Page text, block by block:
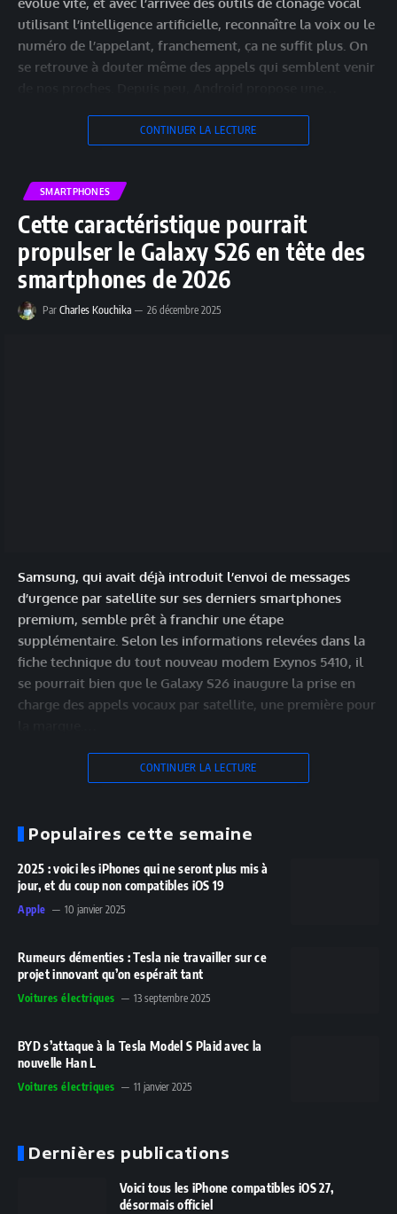
utilisant l’intelligence artificielle, reconnaître la voix ou le
numéro de l’appelant, franchement, ça ne suffit plus. On
se retrouve à douter même des appels qui semblent venir
CONTINUER LA LECTURE
SMARTPHONES
Cette caractéristique pourrait
propulser le Galaxy S26 en tête des
smartphones de 2026
Par Charles Kouchika 26 décembre 2025
Samsung, qui avait déjà introduit l’envoi de messages
d’urgence par satellite sur ses derniers smartphones
premium, semble prêt à franchir une étape
supplémentaire. Selon les informations relevées dans la
fiche technique du tout nouveau modem Exynos 5410, il
se pourrait bien que le Galaxy S26 inaugure la prise en
charge des appels vocaux par satellite, une première pour
CONTINUER LA LECTURE
Populaires cette semaine
2025 : voici les iPhones qui ne seront plus mis à
jour, et du coup non compatibles iOS 19
Apple 10 janvier 2025
Rumeurs démenties : Tesla nie travailler sur ce
projet innovant qu’on espérait tant
Voitures électriques 13 septembre 2025
BYD s’attaque à la Tesla Model S Plaid avec la
nouvelle Han L
Voitures électriques 11 janvier 2025
Dernières publications
Voici tous les iPhone compatibles iOS 27,
désormais officiel